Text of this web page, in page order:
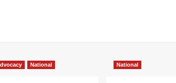
National National